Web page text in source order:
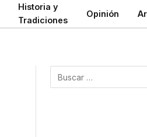
Historia y
Tradiciones
Opinión